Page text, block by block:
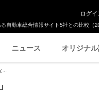
自動車総合情報サイト5社との比較（
ログイ
ニュース オリジナ